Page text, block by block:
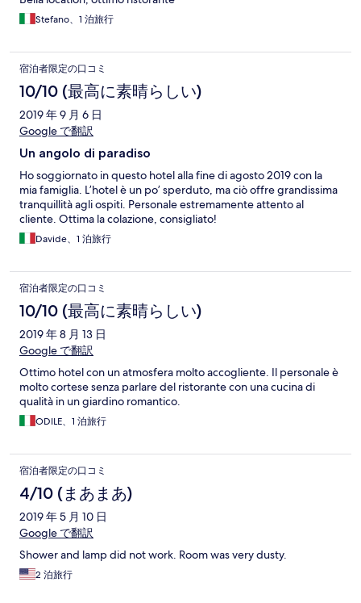
Stefano、1 泊旅行
宿泊者限定の口コミ
10/10 (最高に素晴らしい)
2019 年 9 月 6 日
Google で翻訳
Un angolo di paradiso
Ho soggiornato in questo hotel alla fine di agosto 2019 con la
mia famiglia. L’hotel è un po’ sperduto, ma ciò offre grandissima
tranquillità agli ospiti. Personale estremamente attento al
cliente. Ottima la colazione, consigliato!
Davide、1 泊旅行
宿泊者限定の口コミ
10/10 (最高に素晴らしい)
2019 年 8 月 13 日
Google で翻訳
Ottimo hotel con un atmosfera molto accogliente. Il personale è
molto cortese senza parlare del ristorante con una cucina di
qualità in un giardino romantico.
ODILE、1 泊旅行
宿泊者限定の口コミ
4/10 (まあまあ)
2019 年 5 月 10 日
Google で翻訳
Shower and lamp did not work. Room was very dusty.
2 泊旅行